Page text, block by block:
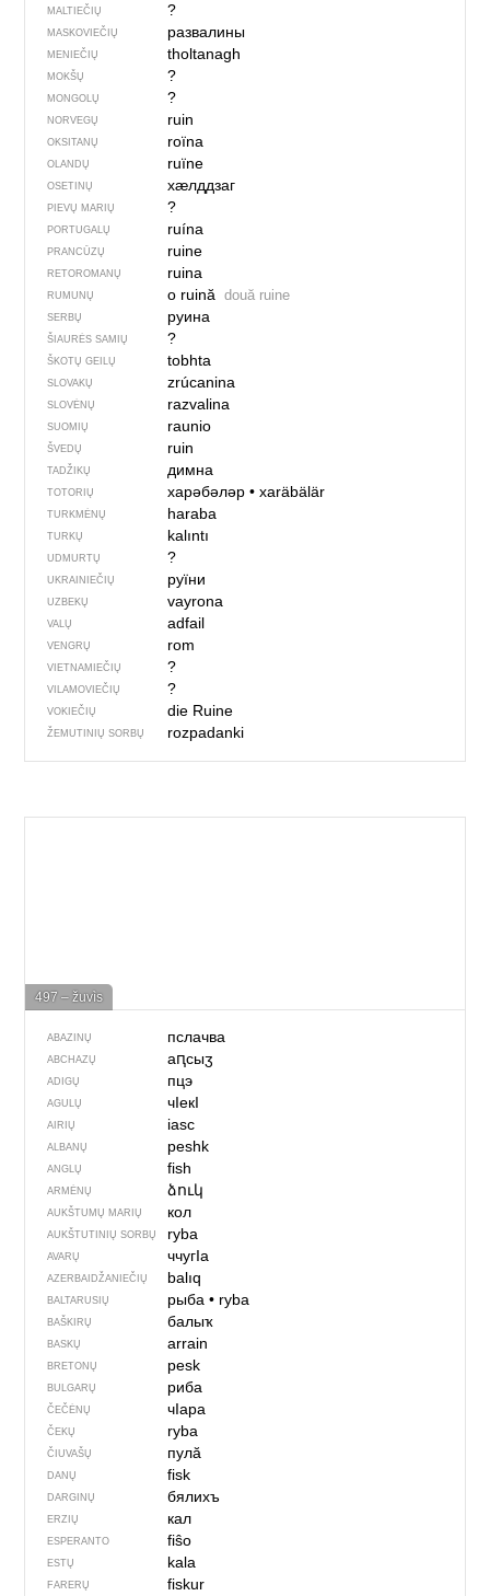
MALTIEČIŲ ?
MASKOVIEČIŲ развалины
MENIEČIŲ tholtanagh
MOKŠŲ ?
MONGOLŲ ?
NORVEGŲ ruin
OKSITANŲ roïna
OLANDŲ ruïne
OSETINŲ хӕлддзаг
PIEVŲ MARIŲ ?
PORTUGALŲ ruína
PRANCŪZŲ ruine
RETOROMANŲ ruina
RUMUNŲ o ruină două ruine
SERBŲ руина
ŠIAURĖS SAMIŲ ?
ŠKOTŲ GEILŲ tobhta
SLOVAKŲ zrúcanina
SLOVĖNŲ razvalina
SUOMIŲ raunio
ŠVEDŲ ruin
TADŽIKŲ димна
TOTORIŲ харәбәләр• xaräbälär
TURKMĖNŲ haraba
TURKŲ kalıntı
UDMURTŲ ?
UKRAINIEČIŲ руїни
UZBEKŲ vayrona
VALŲ adfail
VENGRŲ rom
VIETNAMIEČIŲ ?
VILAMOVIEČIŲ ?
VOKIEČIŲ die Ruine
ŽEMUTINIŲ SORBŲ rozpadanki
497 – žuvìs
ABAZINŲ пслачва
ABCHAZŲ аԥсыӡ
ADIGŲ пцэ
AGULŲ чIекI
AIRIŲ iasc
ALBANŲ peshk
ANGLŲ fish
ARMĖNŲ ձուկ
AUKŠTUMŲ MARIŲ кол
AUKŠTUTINIŲ SORBŲ ryba
AVARŲ ччугIа
AZERBAIDŽANIEČIŲ balıq
BALTARUSIŲ рыба• ryba
BAŠKIRŲ балыҡ
BASKŲ arrain
BRETONŲ pesk
BULGARŲ риба
ČEČĖNŲ чIара
ČEKŲ ryba
ČIUVAŠŲ пулӑ
DANŲ fisk
DARGINŲ бялихъ
ERZIŲ кал
ESPERANTO fiŝo
ESTŲ kala
FARERŲ fiskur